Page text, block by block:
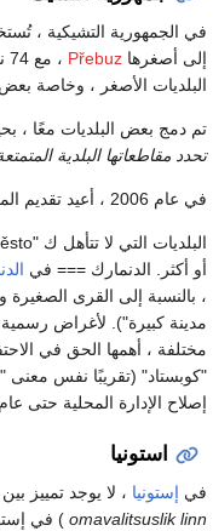
في الجمهورية التشيكية ،
إلى أصغرها Přebuz
البلديات الأصغر ، وخاصة بعض
تم دمج بعض البلديات معًا ،
تحدد مقاطعاتها البلدية المتمتعة بالحكم الذاتي ..
في عام 2006 ، أعيد تقديم المفهوم القانوني للمدينة (
أو أكثر. الدنمارك === في
، بالنسبة إلى القرى الصغيرة و
مدينة كبيرة"). لأغراض
مختلفة ، أهمها الحق في
"كوبستاد" (تقريبًا نفس معنى
إصلاح الإدارة المحلية حتى عام 1970.
استونيا
في إستونيا ، لا يوجد تمييز
omavalitsuslik linn ) في